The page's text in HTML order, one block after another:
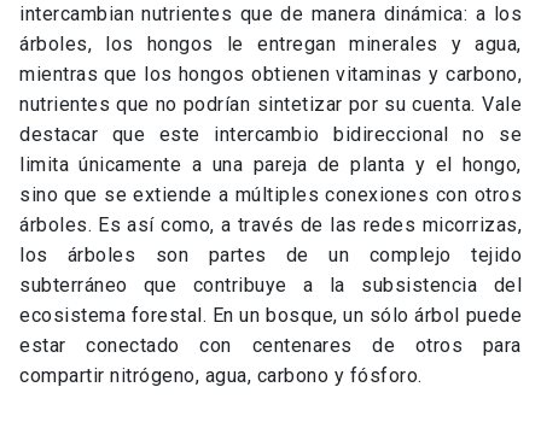
intercambian nutrientes que de manera dinámica: a los
árboles, los hongos le entregan minerales y agua,
mientras que los hongos obtienen vitaminas y carbono,
nutrientes que no podrían sintetizar por su cuenta. Vale
destacar que este intercambio bidireccional no se
limita únicamente a una pareja de planta y el hongo,
sino que se extiende a múltiples conexiones con otros
árboles. Es así como, a través de las redes micorrizas,
los árboles son partes de un complejo tejido
subterráneo que contribuye a la subsistencia del
ecosistema forestal. En un bosque, un sólo árbol puede
estar conectado con centenares de otros para
compartir nitrógeno, agua, carbono y fósforo.